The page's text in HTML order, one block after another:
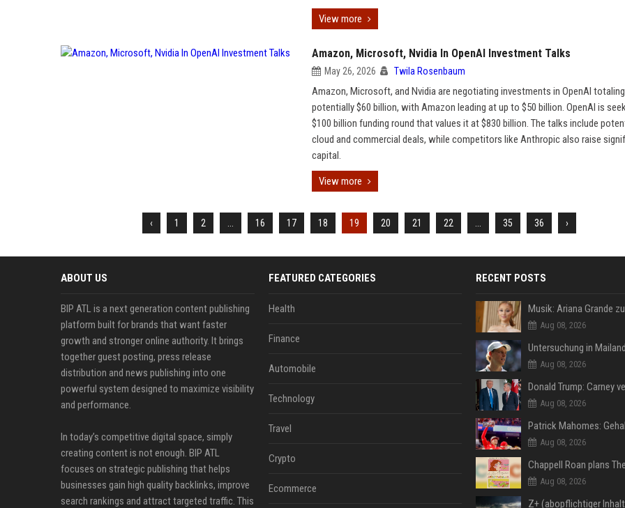
View more
Amazon, Microsoft, Nvidia In OpenAI Investment Talks
May 26, 2026 Twila Rosenbaum
Amazon, Microsoft, and Nvidia are negotiating investments in OpenAI totaling
potentially $60 billion, with Amazon leading at up to $50 billion. OpenAI is
$100 billion funding round that values it at $830 billion. The talks include
cloud and commercial deals, while competitors like Anthropic also raise
capital.
View more
‹ 1 2 16 17 18 19 20 21 22 35 36 ›
ABOUT US
BIP ATL is a next generation content publishing
platform built for brands that want faster
growth and stronger online authority. It brings
together guest posting, press release
distribution and news publishing into one
powerful system designed to maximize visibility
and performance.
In today’s competitive digital space, simply
creating content is not enough. BIP ATL
focuses on strategic publishing that helps
businesses gain high quality backlinks, improve
search rankings and attract targeted traffic. This
FEATURED CATEGORIES
Health
Finance
Automobile
Technology
Travel
Crypto
Ecommerce
RECENT POSTS
Aug 08, 2026
Aug 08, 2026
Aug 08, 2026
Aug 08, 2026
Aug 08, 2026